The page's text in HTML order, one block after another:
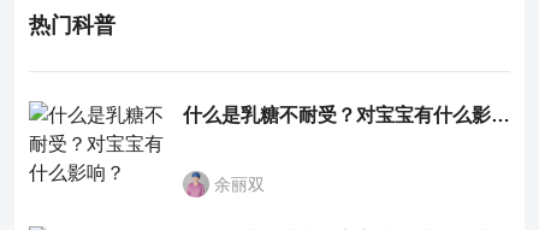
热门科普
什么是乳糖不耐受？对宝宝有什么影响？
余丽双